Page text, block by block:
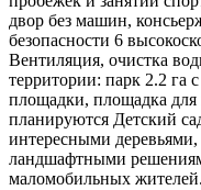
двор без машин,
безопасности 6
Вентиляция, очистка
территории: парк 2.2 га
площадки, площадка
планируются Детский
интересными
ландшафтными
маломобильных